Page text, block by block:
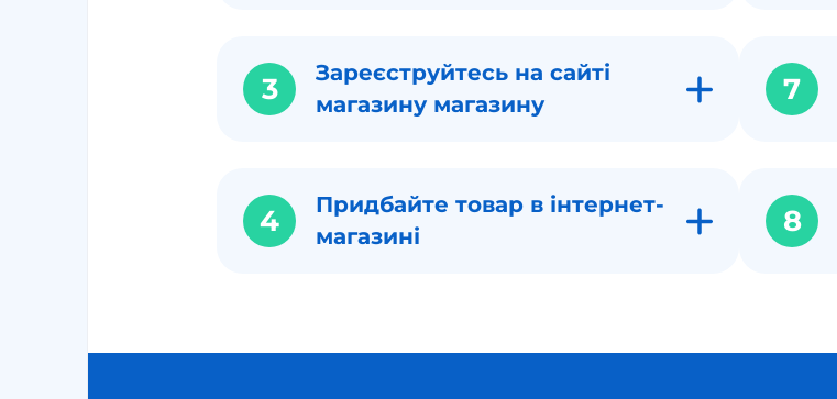
3
Зареєструйтесь на сайті
магазину магазину
4
Придбайте товар в інтернет-
магазині
7
8